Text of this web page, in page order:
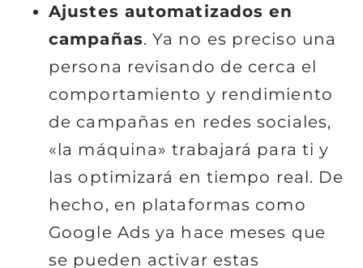
Ajustes automatizados en
campañas. Ya no es preciso una
persona revisando de cerca el
comportamiento y rendimiento
de campañas en redes sociales,
«la máquina» trabajará para ti y
las optimizará en tiempo real. De
hecho, en plataformas como
Google Ads ya hace meses que
se pueden activar estas